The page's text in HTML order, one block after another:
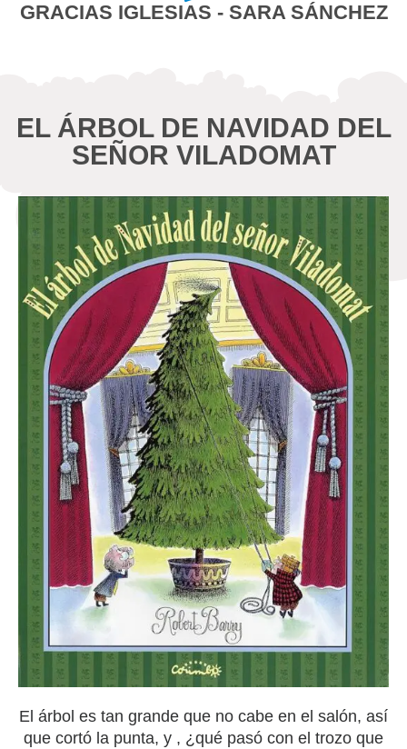
GRACIAS IGLESIAS - SARA SÁNCHEZ
EL ÁRBOL DE NAVIDAD DEL
SEÑOR VILADOMAT
El árbol es tan grande que no cabe en el salón, así
que cortó la punta, y , ¿qué pasó con el trozo que